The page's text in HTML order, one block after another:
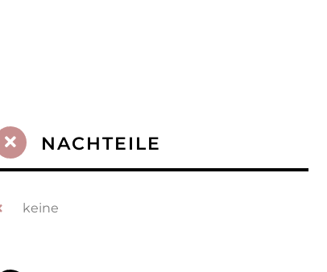
NACHTEILE
keine